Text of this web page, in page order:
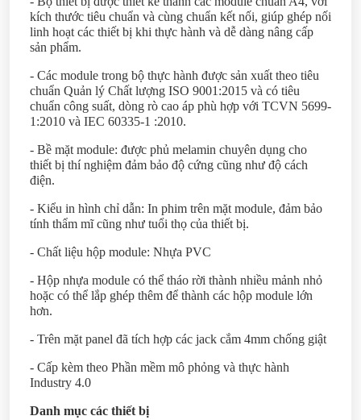
kích thước tiêu chuẩn và cùng chuẩn kết nối, giúp ghép nối
linh hoạt các thiết bị khi thực hành và dễ dàng nâng cấp
sản phẩm.
- Các module trong bộ thực hành được sản xuất theo tiêu
chuẩn Quản lý Chất lượng ISO 9001:2015 và có tiêu
chuẩn công suất, dòng rò cao áp phù hợp với TCVN 5699-
1:2010 và IEC 60335-1 :2010.
- Bề mặt module: được phủ melamin chuyên dụng cho
thiết bị thí nghiệm đảm bảo độ cứng cũng như độ cách
điện.
- Kiểu in hình chỉ dẫn: In phim trên mặt module, đảm bảo
tính thẩm mĩ cũng như tuổi thọ của thiết bị.
- Chất liệu hộp module: Nhựa PVC
- Hộp nhựa module có thể tháo rời thành nhiều mảnh nhỏ
hoặc có thể lắp ghép thêm để thành các hộp module lớn
hơn.
- Trên mặt panel đã tích hợp các jack cắm 4mm chống giật
- Cấp kèm theo Phần mềm mô phỏng và thực hành
Industry 4.0
Danh mục các thiết bị